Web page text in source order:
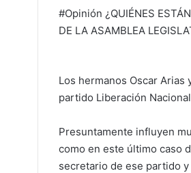
#Opinión ¿QUIÉNES
DE LA ASAMBLEA
Los hermanos Oscar
partido Liberación
Presuntamente influyen
como en este último caso
secretario de ese partido